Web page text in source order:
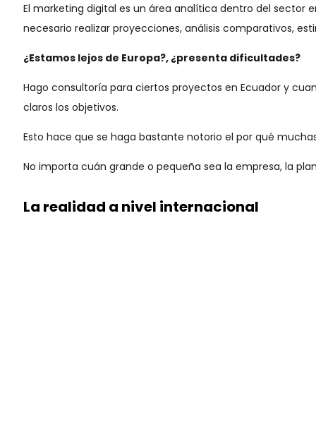
El marketing digital es un área analítica dentro del sector
necesario realizar proyecciones, análisis comparativos,
¿Estamos lejos de Europa?, ¿presenta dificultades?
Hago consultoría para ciertos proyectos en Ecuador y
claros los objetivos.
Esto hace que se haga bastante notorio el por qué
No importa cuán grande o pequeña sea la empresa, la
La realidad a nivel internacional